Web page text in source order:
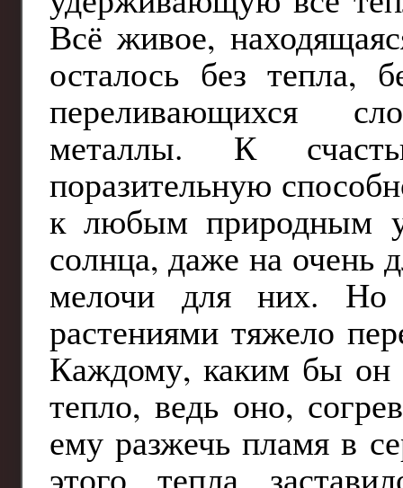
Всё живое,
осталось без тепла,
переливающихся
металлы. К
поразительную
к любым природным
солнца, даже на очень
мелочи для них.
растениями тяжело
Каждому, каким бы он
тепло, ведь оно,
ему разжечь пламя в
этого тепла